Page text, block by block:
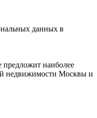
данных в
предложит наиболее
недвижимости Москвы и